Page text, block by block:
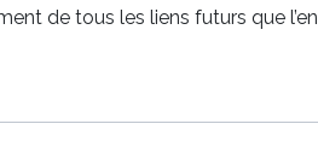
de tous les liens futurs que